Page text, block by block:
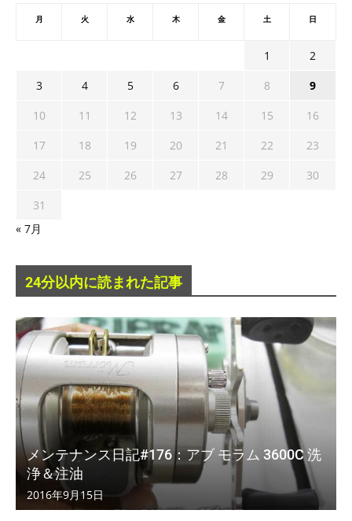
月 火 水 木 金 土 日
1
2
3
4 5 6 7 8
9
10
11 12 13 14 15
16
17
18 19 20 21 22
23
24
25 26 27 28 29
30
31
« 7月
24分以内に読まれた記事
メンテナンス日記#176：アブ モラム 3600C 洗
浄＆注油
2016年9月15日